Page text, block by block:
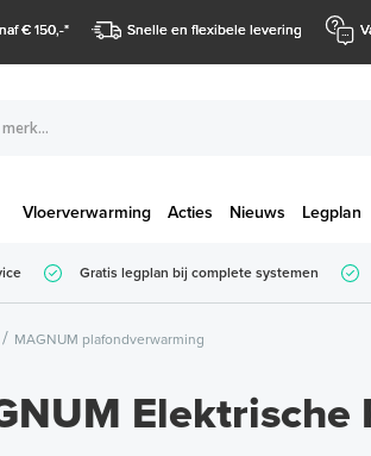
€ 150,-* Snelle en flexibele levering
Vloerverwarming Acties Nieuws Legplan
Gratis legplan bij complete systemen
MAGNUM plafondverwarming